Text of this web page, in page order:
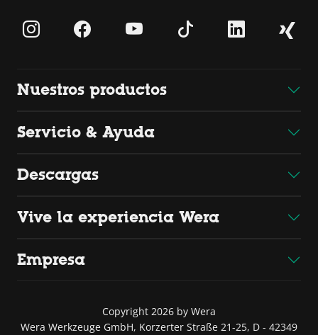
Nuestros productos
Servicio & Ayuda
Descargas
Vive la experiencia Wera
Empresa
Copyright 2026 by Wera
Wera Werkzeuge GmbH, Korzerter Straße 21-25, D - 42349